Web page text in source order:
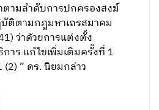
ตามลำดับการปกครองสงฆ์
ติตามกฎมหาเถรสมาคม
ว่าด้วยการแต่งตั้ง
าร แก้ไขเพิ่มเติมครั้งที่ 1
” ดร. นิยมกล่าว